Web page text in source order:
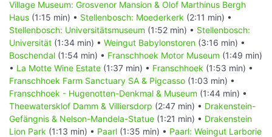
Village Museum: Grosvenor Mansion & Olof Marthinus Bergh
Haus (1:15 min) • Stellenbosch: Moederkerk (2:11 min) •
Stellenbosch: Universitätsmuseum (1:52 min) • Stellenbosch:
Universität (1:34 min) • Weingut Babylonstoren (3:16 min) •
Boschendal (1:54 min) • Franschhoek Motor Museum (1:49 min)
• La Motte Wine Estate (1:37 min) • Franschhoek (1:53 min) •
Franschhoek Farm Sanctuary SA & Pigcasso (1:03 min) •
Franschhoek - Hugenotten-Denkmal & Museum (1:44 min) •
Theewatersklof Damm & Villiersdorp (2:47 min) • Drakenstein-
Gefängnis & Nelson-Mandela-Statue (1:21 min) • Drakenstein
Lion Park (1:13 min) • Paarl (1:35 min) • Paarl: Weingut Larborie